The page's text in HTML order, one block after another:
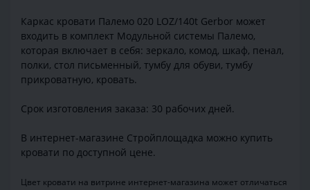
Каркас кровати Палемо 020 LOZ/140t Gerbor может
входить в комплект Модульной системы Палемо,
которая включает в себя: зеркало, комод, шкаф, пенал,
полки, стол письменный, тумбу для обуви, тумбу
прикроватную, кровать.
Срок изготовления заказа: 30 рабочих дней.
В интернет-магазине Стройплощадка можно купить
кровати по доступной цене.
Цвет кровати на витрине интернет-магазина может отличаться